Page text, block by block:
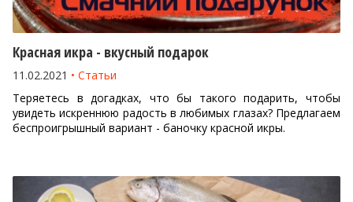
Красная икра - вкусный подарок
11.02.2021
Статьи
Теряетесь в догадках, что бы такого подарить, чтобы
увидеть искреннюю радость в любимых глазах? Предлагаем
беспроигрышный вариант - баночку красной икры.